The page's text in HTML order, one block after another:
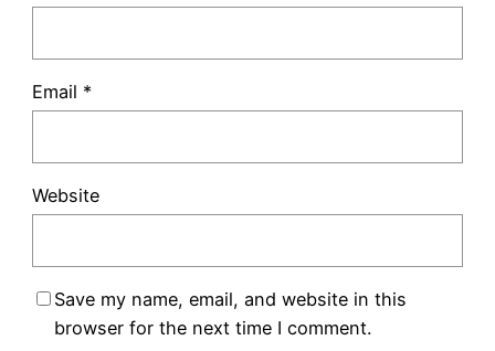
Email *
Website
Save my name, email, and website in this
browser for the next time I comment.